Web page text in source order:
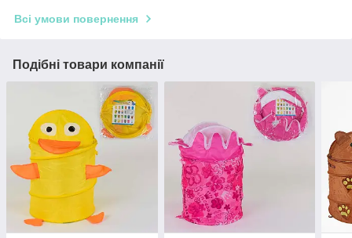
Всі умови повернення
Подібні товари компанії